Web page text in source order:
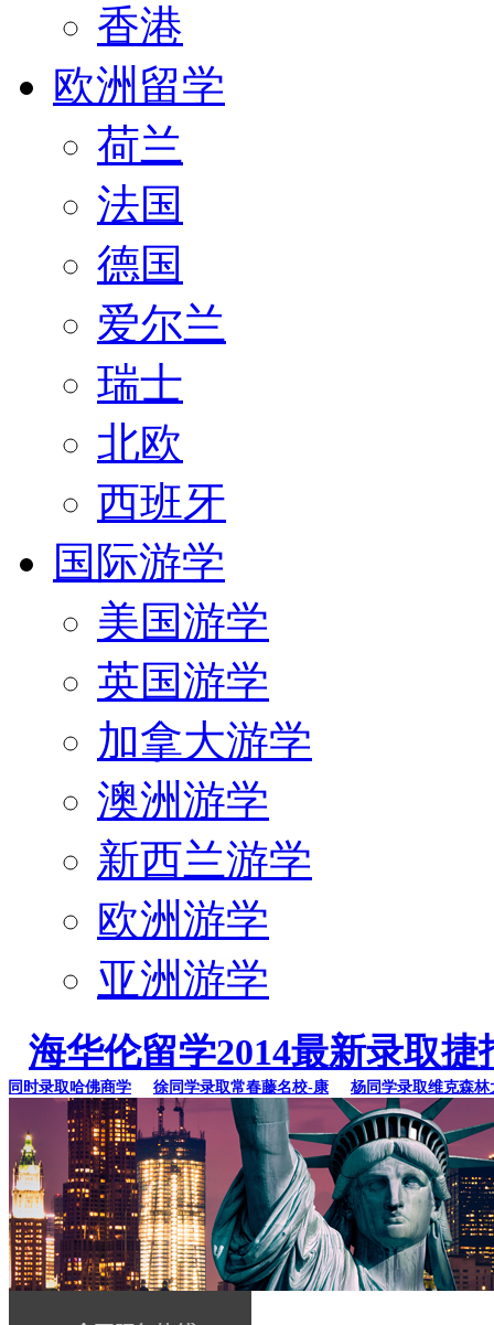
香港
欧洲留学
荷兰
法国
德国
爱尔兰
瑞士
北欧
西班牙
国际游学
美国游学
英国游学
加拿大游学
澳洲游学
新西兰游学
欧洲游学
亚洲游学
海华伦留学2014最新录取捷
录取哈佛商学 徐同学录取常春藤名校-康 杨同学录取维克森林大学